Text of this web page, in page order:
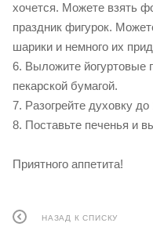
хочется. Можете взять
праздник фигурок.
шарики и немного их
6. Выложите йогуртовые
пекарской бумагой.
7. Разогрейте духовку до
8. Поставьте печенья и
Приятного аппетита!
НАЗАД К СПИСКУ